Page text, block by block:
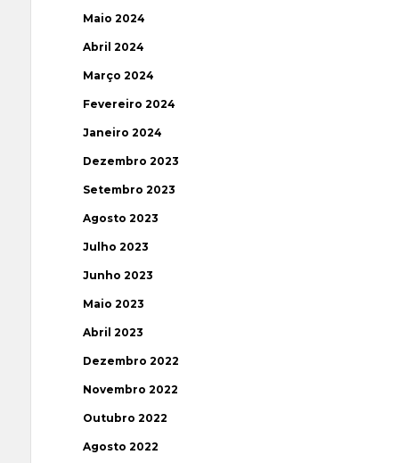
Maio 2024
Abril 2024
Março 2024
Fevereiro 2024
Janeiro 2024
Dezembro 2023
Setembro 2023
Agosto 2023
Julho 2023
Junho 2023
Maio 2023
Abril 2023
Dezembro 2022
Novembro 2022
Outubro 2022
Agosto 2022